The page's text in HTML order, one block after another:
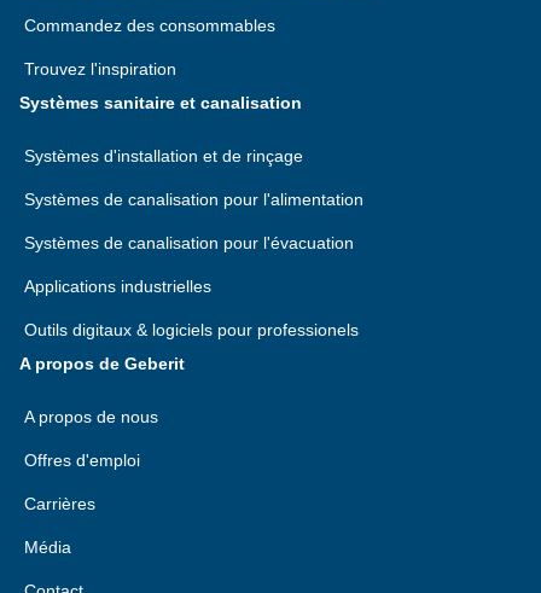
Commandez des consommables
Trouvez l'inspiration
Systèmes sanitaire et canalisation
Systèmes d'installation et de rinçage
Systèmes de canalisation pour l'alimentation
Systèmes de canalisation pour l'évacuation
Applications industrielles
Outils digitaux & logiciels pour professionels
A propos de Geberit
A propos de nous
Offres d'emploi
Carrières
Média